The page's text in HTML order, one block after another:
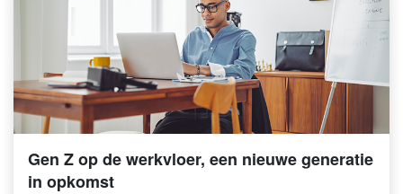
Gen Z op de werkvloer, een nieuwe generatie
in opkomst